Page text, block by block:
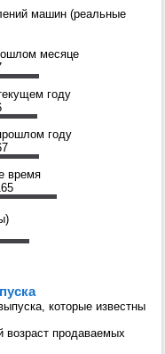
машин (реальные
месяце
году
году
время
которые известны
возраст продаваемых